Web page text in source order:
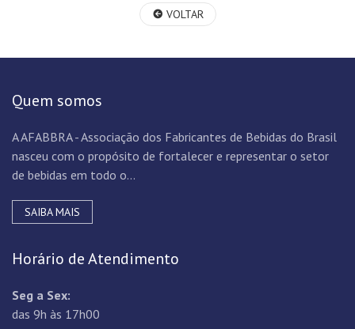
VOLTAR
Quem somos
A AFABBRA - Associação dos Fabricantes de Bebidas do Brasil
nasceu com o propósito de fortalecer e representar o setor
de bebidas em todo o...
SAIBA MAIS
Horário de Atendimento
Seg a Sex:
das 9h às 17h00